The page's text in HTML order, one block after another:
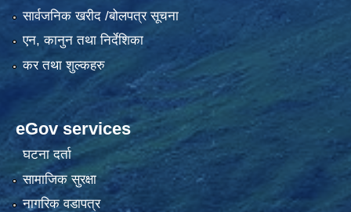
सार्वजनिक खरीद /बोलपत्र सूचना
एन, कानुन तथा निर्देशिका
कर तथा शुल्कहरु
eGov services
घटना दर्ता
सामाजिक सुरक्षा
नागरिक वडापत्र